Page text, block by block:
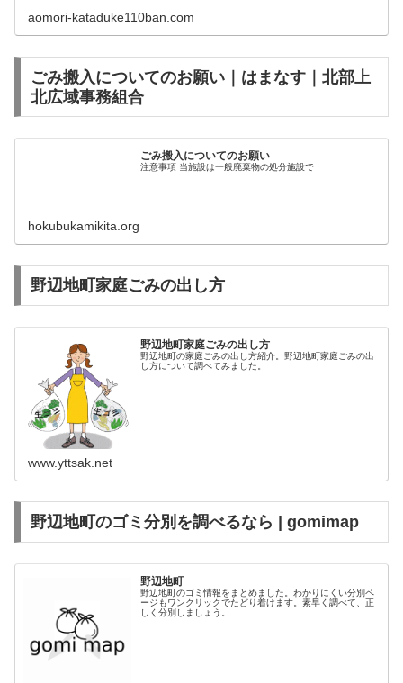
aomori-kataduke110ban.com
ごみ搬入についてのお願い｜はまなす｜北部上
北広域事務組合
ごみ搬入についてのお願い
注意事項 当施設は一般廃棄物の処分施設で
hokubukamikita.org
野辺地町家庭ごみの出し方
野辺地町家庭ごみの出し方
野辺地町の家庭ごみの出し方紹介。野辺地町家庭ごみの出
し方について調べてみました。
www.yttsak.net
野辺地町のゴミ分別を調べるなら | gomimap
野辺地町
野辺地町のゴミ情報をまとめました。わかりにくい分別ペ
ージもワンクリックでたどり着けます。素早く調べて、正
しく分別しましょう。